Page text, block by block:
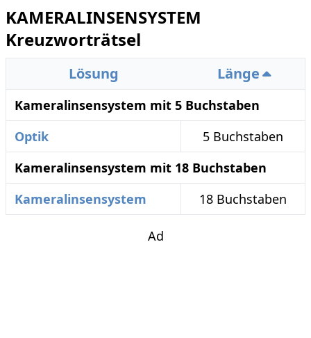
KAMERALINSENSYSTEM
Kreuzworträtsel
Lösung Länge
Kameralinsensystem mit 5 Buchstaben
Optik
5 Buchstaben
Kameralinsensystem mit 18 Buchstaben
Kameralinsensystem
18 Buchstaben
Ad